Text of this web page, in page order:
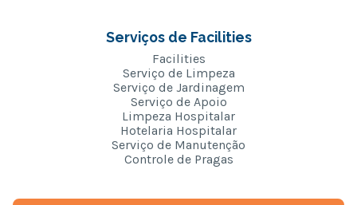
Serviços de Facilities
Facilities
Serviço de Limpeza
Serviço de Jardinagem
Serviço de Apoio
Limpeza Hospitalar
Hotelaria Hospitalar
Serviço de Manutenção
Controle de Pragas